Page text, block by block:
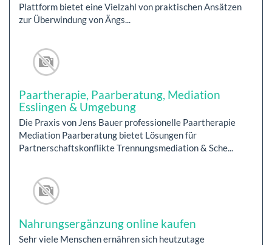
Plattform bietet eine Vielzahl von praktischen Ansätzen
zur Überwindung von Ängs...
Paartherapie, Paarberatung, Mediation
Esslingen & Umgebung
Die Praxis von Jens Bauer professionelle Paartherapie
Mediation Paarberatung bietet Lösungen für
Partnerschaftskonflikte Trennungsmediation & Sche...
Nahrungsergänzung online kaufen
Sehr viele Menschen ernähren sich heutzutage